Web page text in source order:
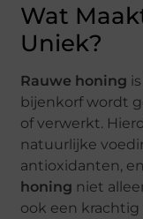
Wat
Uniek?
Rauwe honing
bijenkorf wordt
of verwerkt.
natuurlijke
antioxidanten,
honing niet
ook een